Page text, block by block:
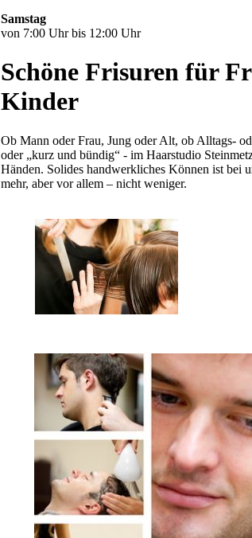
Samstag
von 7:00 Uhr bis 12:00 Uhr
Schöne Frisuren für
Kinder
Ob Mann oder Frau, Jung oder Alt, ob Alltags-
oder „kurz und bündig“ - im Haarstudio
Händen. Solides handwerkliches Können ist bei
mehr, aber vor allem – nicht weniger.